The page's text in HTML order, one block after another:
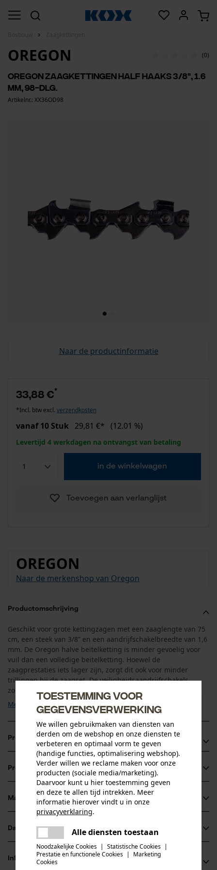
OREGON (0)
Oregon zaagkettingen half haaks 3/8", 1.6
mm, 98-dlg.
Artikelnr.: XX36OD98
Naar de productinformatie
33,88 €*
*Incl. btw excl. verzendkosten
vanaf 10 Stuk 29,81 €* (12.01 %)
Levertijd 4 werkdagen na ontvangst van betaling
in de winkelwagen
Toevoegen aan verlanglijst
OREGON
Naar de merkenshop van Oregon
Productomschrijving
Geschikt voor grote kettingzagen met een zaaglengte van 75
cm, een steek van 3/8” en een aandrijfschakelbreedte van 1,6
mm. De Oregon halve beitelketting is minder gevoelig voor
vuil dan een volledige beitelketting. Hoewel de
zaagprestaties iets lager zijn, zorgt dit ook voor minder
trillingen bij de zaagset. De veiligheidsaandrijfschakels
zorgen ook voor minder terugslag. Dit garandeert ...
Meer tonen
Productvoordelen
Ketting zorgt voor verminderde vibratie van het
zaagapparaat
snijkanten met kleine radius voor een snel snijden en
probleemloos scherpen
veiligheidsaandrijfschakels reduceren de terugslag
Productinformatie
Productdetails
Activiteitstype
Materiaal & onderhoud
Materiaal
Hoofdmateriaal
Datasheets
Gegevensblad fabrikant (PDF)
Informatie van de fabrikant
Toestemming voor
gegevensverwerking
We willen gebruikmaken van diensten van
derden om de webshop en onze diensten te
verbeteren en optimaal vorm te geven
(handige functies, optimalisering webshop).
Verder willen we reclame maken voor onze
producten (sociale media/marketing).
Daarvoor kunt u hier toestemming geven
en deze te allen tijd intrekken. Meer
informatie hierover vindt u in onze
privacyverklaring.
Alle diensten toestaan
Noodzakelijke Cookies | Statistische Cookies |
Prestatie en functionele Cookies |
Marketing
Cookies
Er is een fout opgetreden. Gelieve
het opnieuw te proberen.
delen
mail